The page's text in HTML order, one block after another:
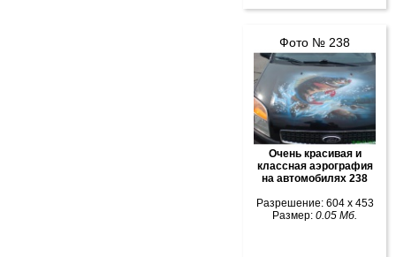
Фото № 238
Очень красивая и
классная аэрография
на автомобилях 238
Разрешение: 604 x 453
Размер: 0.05 Мб.